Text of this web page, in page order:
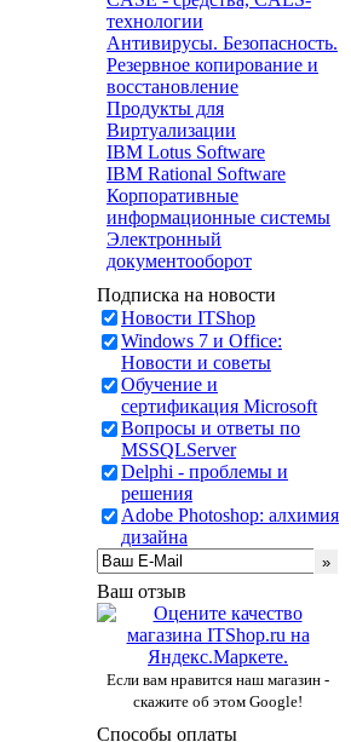
технологии
Антивирусы. Безопасность.
Резервное копирование и
восстановление
Продукты для
Виртуализации
IBM Lotus Software
IBM Rational Software
Корпоративные
информационные системы
Электронный
документооборот
Подписка на новости
Новости ITShop
Windows 7 и Office:
Новости и советы
Обучение и
сертификация Microsoft
Вопросы и ответы по
MSSQLServer
Delphi - проблемы и
решения
Adobe Photoshop: алхимия
дизайна
Ваш отзыв
Если вам нравится наш магазин -
скажите об этом Google!
Способы оплаты